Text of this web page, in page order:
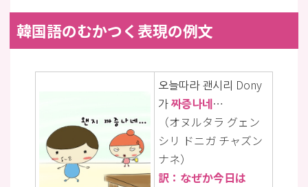
韓国語のむかつく表現の例文
오늘따라 괜시리 Dony
가짜증나네…
（オヌルタラ グェン
シリ ドニガ チャズン
ナネ）
訳：なぜか今日は